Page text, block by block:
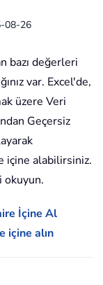
08-26
bazı değerleri
var. Excel'de,
üzere Veri
Geçersiz
içine alabilirsiniz.
okuyun.
İçine Al
içine alın